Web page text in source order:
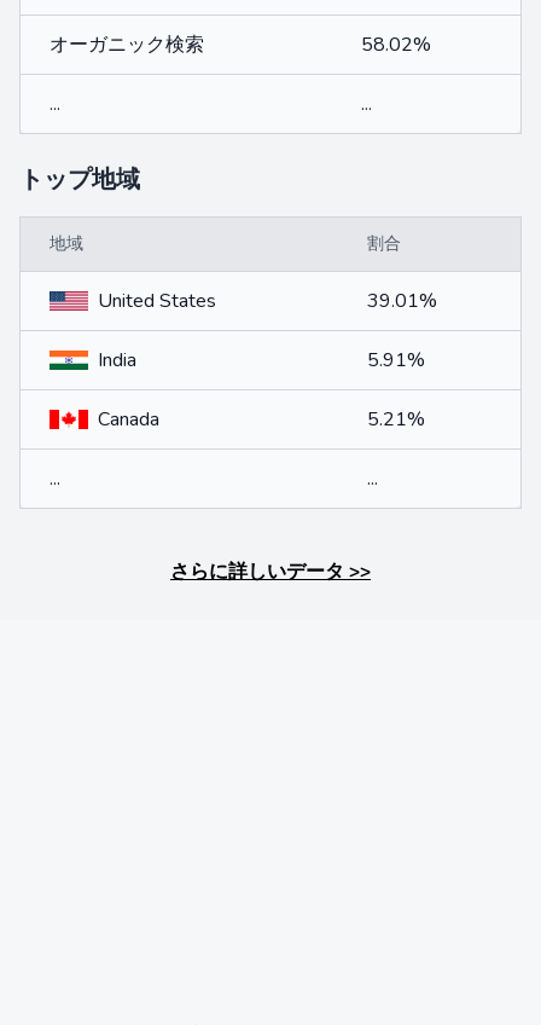
オーガニック検索 58.02%
... ...
トップ地域
地域 割合
United States 39.01%
India 5.91%
Canada 5.21%
... ...
さらに詳しいデータ >>